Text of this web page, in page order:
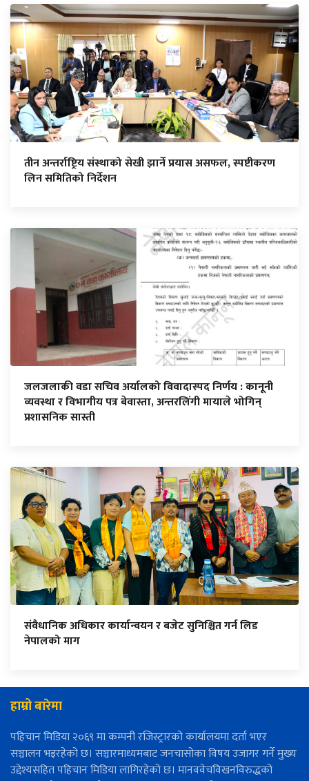
तीन अन्तर्राष्ट्रिय संस्थाको सेखी झार्ने प्रयास असफल, स्पष्टीकरण
लिन समितिको निर्देशन
जलजलाकी वडा सचिव अर्यालको विवादास्पद निर्णय : कानूनी
व्यवस्था र विभागीय पत्र बेवास्ता, अन्तरलिंगी मायाले भोगिन्
प्रशासनिक सास्ती
संवैधानिक अधिकार कार्यान्वयन र बजेट सुनिश्चित गर्न लिड
नेपालको माग
हाम्रो बारेमा
पहिचान मिडिया २०६९ मा कम्पनी रजिस्ट्रारको कार्यालयमा दर्ता भएर
सञ्चालन भइरहेको छ। सञ्चारमाध्यमबाट जनचासोका विषय उजागर गर्ने मुख्य
उद्देश्यसहित पहिचान मिडिया लागिरहेको छ। मानववेचविखनविरुद्धको